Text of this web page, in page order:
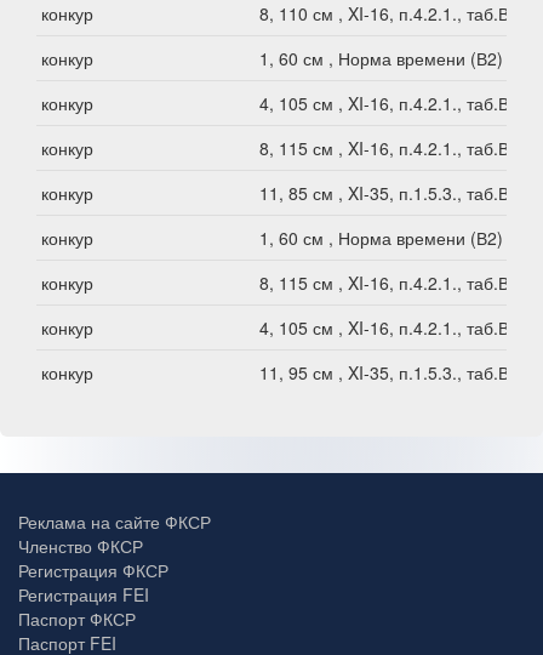
конкур
8, 110 см , XI-16, п.4.2.1., таб.В1
конкур
1, 60 см , Норма времени (В2)
конкур
4, 105 см , XI-16, п.4.2.1., таб.В1
конкур
8, 115 см , XI-16, п.4.2.1., таб.В1
конкур
11, 85 см , XI-35, п.1.5.3., таб.В1
конкур
1, 60 см , Норма времени (В2)
конкур
8, 115 см , XI-16, п.4.2.1., таб.В1
конкур
4, 105 см , XI-16, п.4.2.1., таб.В1
конкур
11, 95 см , XI-35, п.1.5.3., таб.В1
Реклама на сайте ФКСР
Членство ФКСР
Регистрация ФКСР
Регистрация FEI
Паспорт ФКСР
Паспорт FEI